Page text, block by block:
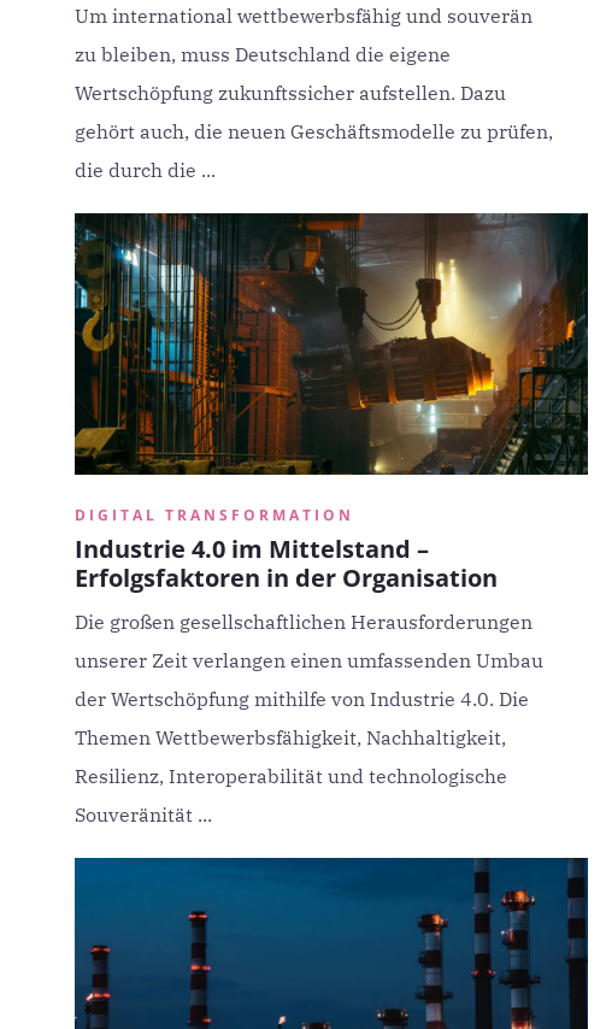
Um international wettbewerbsfähig und souverän
zu bleiben, muss Deutschland die eigene
Wertschöpfung zukunftssicher aufstellen. Dazu
gehört auch, die neuen Geschäftsmodelle zu prüfen,
die durch die ...
DIGITAL TRANSFORMATION
Industrie 4.0 im Mittelstand –
Erfolgsfaktoren in der Organisation
Die großen gesellschaftlichen Herausforderungen
unserer Zeit verlangen einen umfassenden Umbau
der Wertschöpfung mithilfe von Industrie 4.0. Die
Themen Wettbewerbsfähigkeit, Nachhaltigkeit,
Resilienz, Interoperabilität und technologische
Souveränität ...